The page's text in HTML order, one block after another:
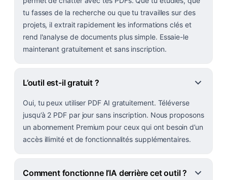
tu fasses de la recherche ou que tu travailles sur des
projets, il extrait rapidement les informations clés et
rend l'analyse de documents plus simple. Essaie-le
maintenant gratuitement et sans inscription.
L’outil est-il gratuit ?
Oui, tu peux utiliser PDF AI gratuitement. Téléverse
jusqu’à 2 PDF par jour sans inscription. Nous proposons
un abonnement Premium pour ceux qui ont besoin d’un
accès illimité et de fonctionnalités supplémentaires.
Comment fonctionne l’IA derrière cet outil ?